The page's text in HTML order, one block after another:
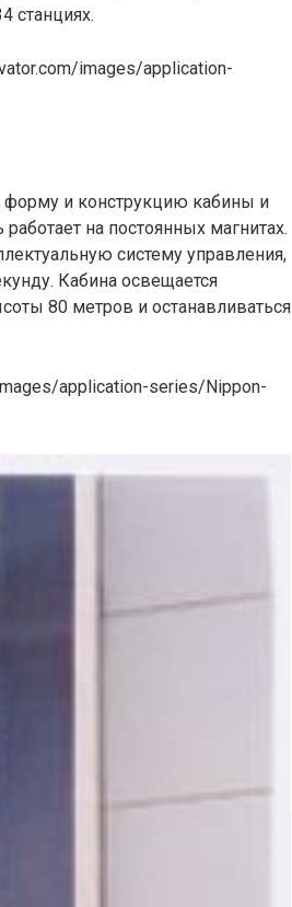
станциях.
images/application-
и конструкцию кабины и
на постоянных магнитах.
систему управления,
Кабина освещается
80 метров и останавливаться
application-series/Nippon-